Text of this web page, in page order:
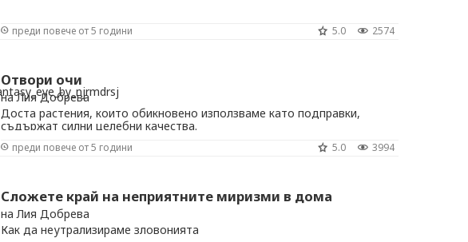
преди повече от 5 години 2574
5.0
Отвори очи
на Лия Добрева
Доста растения, които обикновено използваме като подправки,
съдържат силни целебни качества.
преди повече от 5 години 3994
5.0
Сложете край на неприятните миризми в дома
на Лия Добрева
Как да неутрализираме зловонията